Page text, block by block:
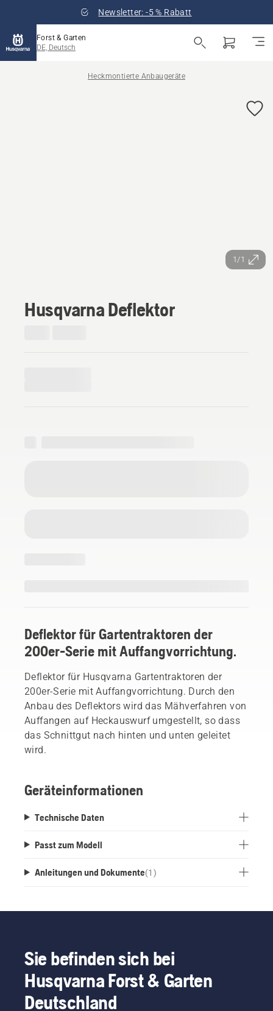
Newsletter: -5 % Rabatt
Forst & Garten
DE, Deutsch
Heckmontierte Anbaugeräte
1/1
Husqvarna Deflektor
Deflektor für Gartentraktoren der
200er-Serie mit Auffangvorrichtung.
Deflektor für Husqvarna Gartentraktoren der
200er-Serie mit Auffangvorrichtung. Durch den
Anbau des Deflektors wird das Mähverfahren von
Auffangen auf Heckauswurf umgestellt, so dass
das Schnittgut nach hinten und unten geleitet
wird.
Geräteinformationen
Technische Daten
Passt zum Modell
Anleitungen und Dokumente(1 )
Sie befinden sich bei
Husqvarna Forst & Garten
Deutschland